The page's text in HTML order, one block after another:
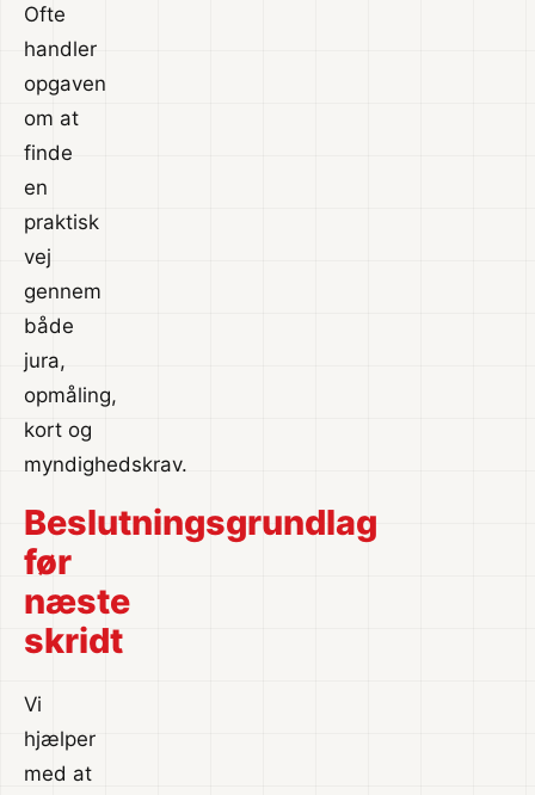
Ofte
handler
opgaven
om at
finde
en
praktisk
vej
gennem
både
jura,
opmåling,
kort og
myndighedskrav.
Beslutningsgrundlag
før
næste
skridt
Vi
hjælper
med at